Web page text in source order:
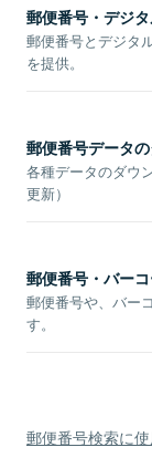
郵便番号・デジ
郵便番号とデジタ
を提供。
郵便番号データ
各種データのダウ
更新）
郵便番号・バー
郵便番号や、バー
す。
郵便番号検索に